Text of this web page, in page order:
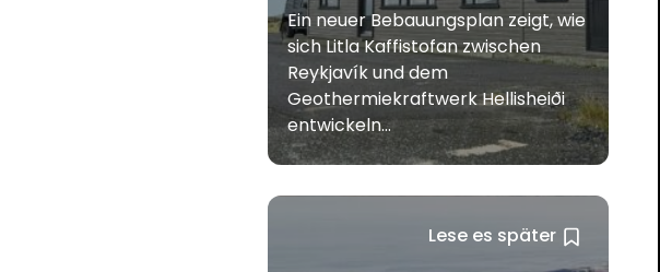
Ein neuer Bebauungsplan zeigt, wie
sich Litla Kaffistofan zwischen
Reykjavík und dem
Geothermiekraftwerk Hellisheiði
entwickeln...
Lese es später